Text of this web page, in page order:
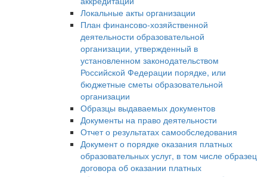
Локальные акты организации
План финансово-хозяйственной
деятельности образовательной
организации, утвержденный в
установленном законодательством
Российской Федерации порядке, или
бюджетные сметы образовательной
организации
Образцы выдаваемых документов
Документы на право деятельности
Отчет о результатах самообследования
Документ о порядке оказания платных
образовательных услуг, в том числе образец
договора об оказании платных